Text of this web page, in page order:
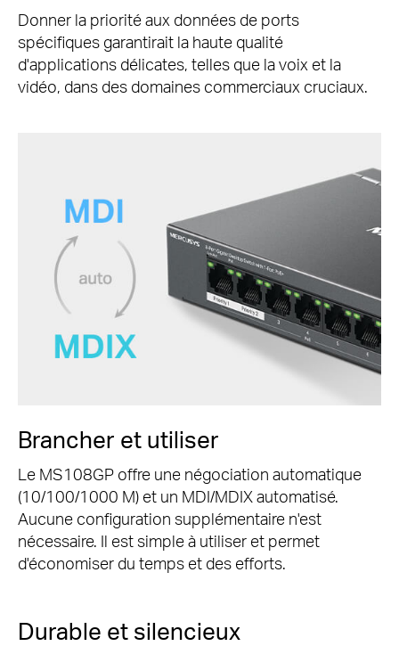
Donner la priorité aux données de ports
spécifiques garantirait la haute qualité
d'applications délicates, telles que la voix et la
vidéo, dans des domaines commerciaux cruciaux.
Brancher et utiliser
Le MS108GP offre une négociation automatique
(10/100/1000 M) et un MDI/MDIX automatisé.
Aucune configuration supplémentaire n'est
nécessaire. Il est simple à utiliser et permet
d'économiser du temps et des efforts.
Durable et silencieux